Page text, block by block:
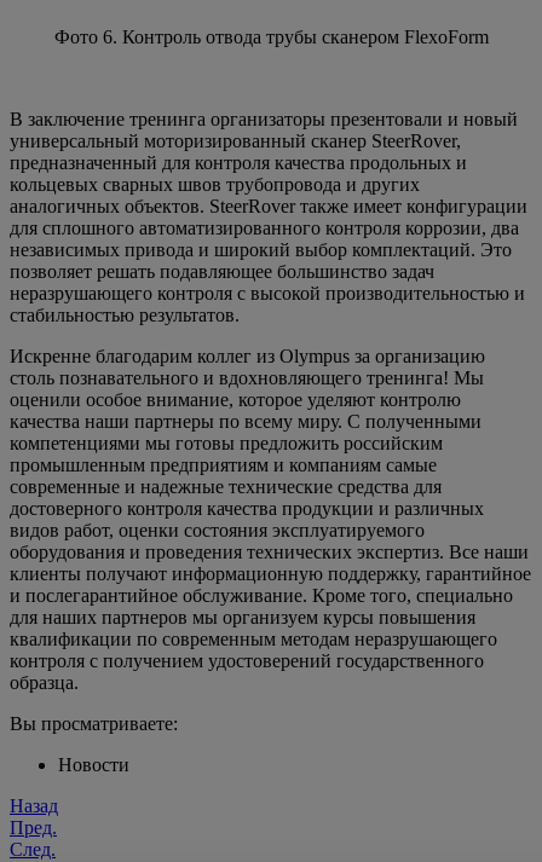
Фото 6. Контроль отвода трубы сканером FlexoForm
В заключение тренинга организаторы презентовали и новый
универсальный моторизированный сканер SteerRover,
предназначенный для контроля качества продольных и
кольцевых сварных швов трубопровода и других
аналогичных объектов. SteerRover также имеет конфигурации
для сплошного автоматизированного контроля коррозии, два
независимых привода и широкий выбор комплектаций. Это
позволяет решать подавляющее большинство задач
неразрушающего контроля с высокой производительностью и
стабильностью результатов.
Искренне благодарим коллег из Olympus за организацию
столь познавательного и вдохновляющего тренинга! Мы
оценили особое внимание, которое уделяют контролю
качества наши партнеры по всему миру. С полученными
компетенциями мы готовы предложить российским
промышленным предприятиям и компаниям самые
современные и надежные технические средства для
достоверного контроля качества продукции и различных
видов работ, оценки состояния эксплуатируемого
оборудования и проведения технических экспертиз. Все наши
клиенты получают информационную поддержку, гарантийное
и послегарантийное обслуживание. Кроме того, специально
для наших партнеров мы организуем курсы повышения
квалификации по современным методам неразрушающего
контроля с получением удостоверений государственного
образца.
Вы просматриваете:
Новости
Назад
Пред.
След.